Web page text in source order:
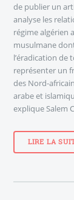
de publier un
analyse les
régime algérien
musulmane
l’éradication de
représenter un
des Nord-
arabe et
explique Salem
LIRE LA